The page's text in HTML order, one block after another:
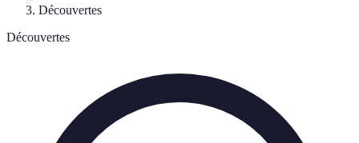
Découvertes
Découvertes